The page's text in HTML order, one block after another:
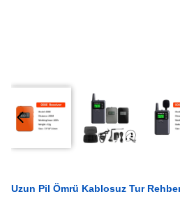
Uzun Pil Ömrü Kablosuz Tur